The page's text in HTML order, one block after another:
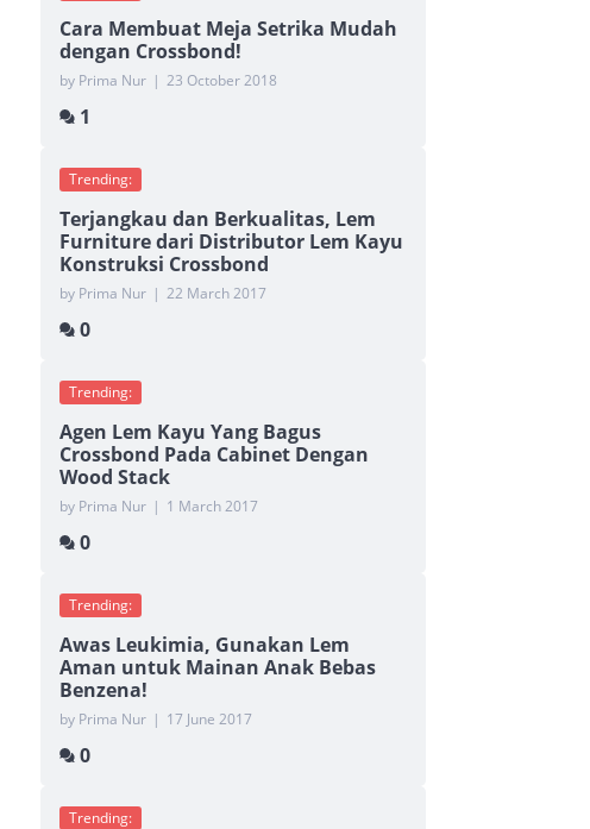
Cara Membuat Meja Setrika Mudah
dengan Crossbond!
by Prima Nur | 23 October 2018
1
Trending:
Terjangkau dan Berkualitas, Lem
Furniture dari Distributor Lem Kayu
Konstruksi Crossbond
by Prima Nur | 22 March 2017
0
Trending:
Agen Lem Kayu Yang Bagus
Crossbond Pada Cabinet Dengan
Wood Stack
by Prima Nur | 1 March 2017
0
Trending:
Awas Leukimia, Gunakan Lem
Aman untuk Mainan Anak Bebas
Benzena!
by Prima Nur | 17 June 2017
0
Trending: